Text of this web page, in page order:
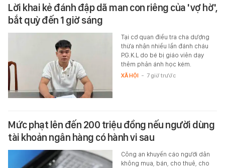
Lời khai kẻ đánh đập dã man con riêng của 'vợ hờ',
bắt quỳ đến 1 giờ sáng
Tại cơ quan điều tra cha dượng
thừa nhận nhiều lần đánh cháu
P.G.K.L do bé bị giáo viên dạy
thêm phản ánh học kém.
XÃ HỘI - 7 giờ trước
Mức phạt lên đến 200 triệu đồng nếu người dùng
tài khoản ngân hàng có hành vi sau
Công an khuyến cáo người dân
không mua, bán, cho thuê, cho